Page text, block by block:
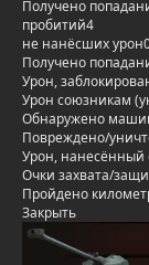
Получено
пробитий4
не нанёсших урон
Получено
Урон,
Урон союзникам
Обнаружено
Повреждено/
Урон, нанесённый
Очки захвата/
Пройдено
Закрыть